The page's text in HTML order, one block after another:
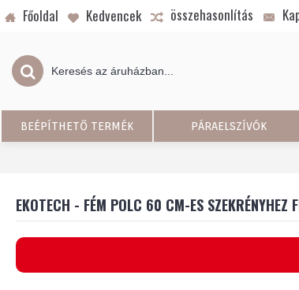
Főoldal Kedvencek összehasonlítás
BEÉPÍTHETŐ TERMÉK PÁRAELSZÍVÓK
EKOTECH - FÉM POLC 60 CM-ES SZEKRÉNYHEZ